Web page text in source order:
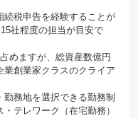
続税申告を経験することが
社程度の担当が目安で
めますが、総資産数億円
創業家クラスのクライア
勤務地を選択できる勤務制
テレワーク（在宅勤務）